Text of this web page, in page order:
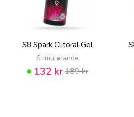
S8 Spark Clitoral Gel
Stimulerande
132 kr189 kr